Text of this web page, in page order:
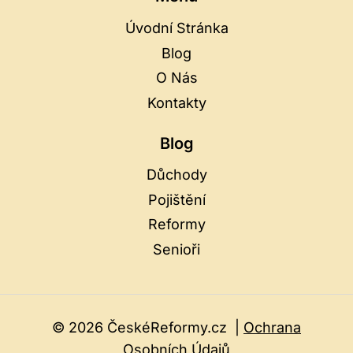
Úvodní Stránka
Blog
O Nás
Kontakty
Blog
Důchody
Pojištění
Reformy
Senioři
© 2026 ČeskéReformy.cz | Ochrana
Osobních Údajů